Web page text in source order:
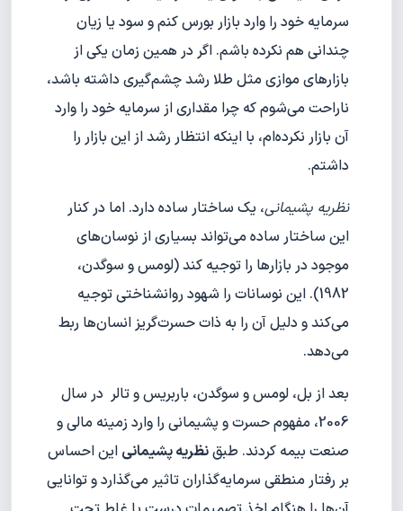
سرمایه خود را وارد بازار بورس کنم و سود یا زیان
چندانی هم نکرده باشم. اگر در همین زمان یکی از
بازارهای موازی مثل طلا رشد چشم‌گیری داشته باشد،
ناراحت می‌شوم که چرا مقداری از سرمایه خود را وارد
آن بازار نکرده‌ام، با اینکه انتظار رشد از این بازار را
داشتم.
نظریه پشیمانی، یک ساختار ساده دارد. اما در کنار
این ساختار ساده می‌تواند بسیاری از نوسان‌های
موجود در بازارها را توجیه کند (لومس و سوگدن،
1982). این نوسانات را شهود روانشناختی توجیه
می‌کند و دلیل آن را به ذات حسرت‌گریز انسان‌ها ربط
می‌دهد.
بعد از بل، لومس و سوگدن، باربریس و تالر در سال
2006، مفهوم حسرت و پشیمانی را وارد زمینه مالی و
صنعت بیمه کردند. طبقنظریه پشیمانی این احساس
بر رفتار منطقی سرمایه‌گذاران تاثیر می‌گذارد و توانایی